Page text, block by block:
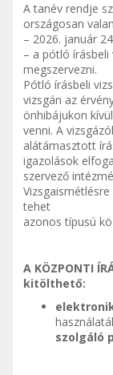
A tanév rendje
országosan
– 2026. január
– a pótló írásbeli
megszervezni.
Pótló írásbeli
vizsgán az
önhibájukon
venni. A
alátámasztott
igazolások
szervező
tehet
azonos típusú
A KÖZPONTI
kitölthető:
szolgáló